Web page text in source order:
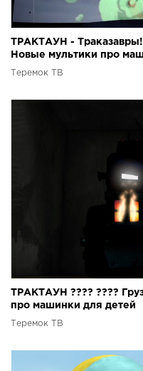
ТРАКТАУН - Траказавры!
Новые мультики про
Теремок ТВ
ТРАКТАУН ???? ????
про машинки для детей
Теремок ТВ